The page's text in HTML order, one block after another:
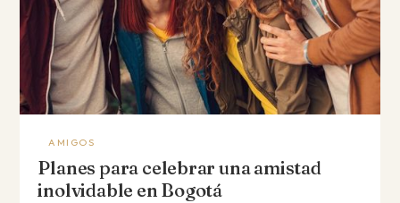
AMIGOS
Planes para celebrar una amistad
inolvidable en Bogotá